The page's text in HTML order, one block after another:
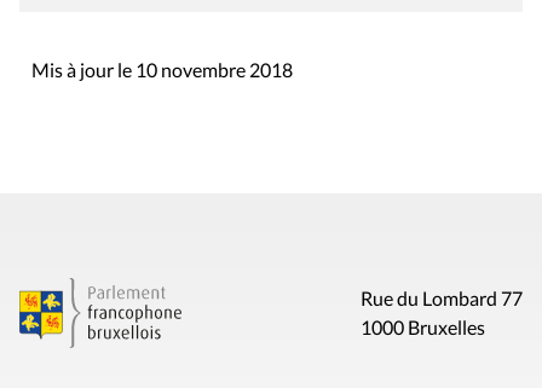
Mis à jour le 10 novembre 2018
Rue du Lombard 77
1000 Bruxelles